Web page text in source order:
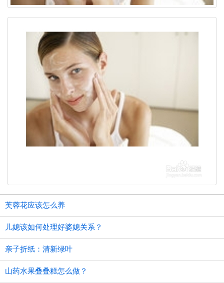
芙蓉花应该怎么养
儿媳该如何处理好婆媳关系？
亲子折纸：清新绿叶
山药水果叠叠糕怎么做？